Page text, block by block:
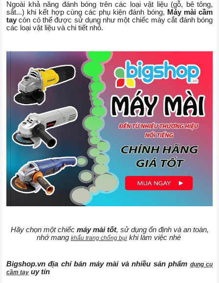
Ngoài khả năng đánh bóng trên các loại vật liệu (gỗ, bê tông,
sắt...) khi kết hợp cùng các phụ kiện đánh bóng, Máy mài cầm
tay còn có thể được sử dụng như một chiếc máy cắt đánh bóng
các loại vật liệu và chi tiết nhỏ.
Hãy chọn một chiếcmáy mài tốt, sử dụng ổn định và an toàn,
nhớ mang khẩu trang chống bụikhi làm việc nhé
Bigshop.vn địa chỉ bán máy mài và nhiều sản phẩm dụng cụ
cầm tay uy tín